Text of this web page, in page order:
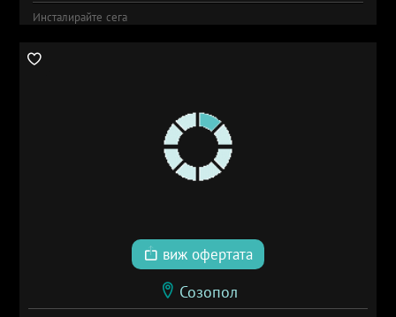
Инсталирайте сега
виж офертата
Созопол